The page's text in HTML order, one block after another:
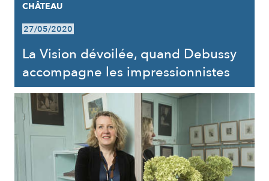
CHÂTEAU
27/05/2020
La Vision dévoilée, quand Debussy
accompagne les impressionnistes